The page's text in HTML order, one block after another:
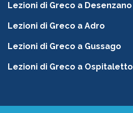
Lezioni di Greco a Desenzano
Lezioni di Greco a Adro
Lezioni di Greco a Gussago
Lezioni di Greco a Ospitaletto